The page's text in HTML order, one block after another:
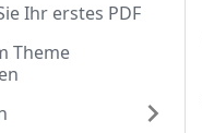
Ihr erstes PDF
Theme